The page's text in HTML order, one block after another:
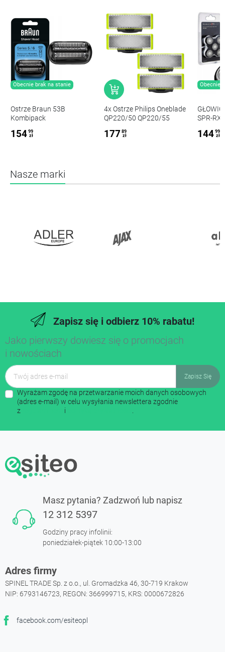
Obecnie brak na stanie
Ostrze Braun 53B
Kombipack
154 99
zł
4x Ostrze Philips Oneblade
QP220/50 QP220/55
177 89
zł
Obecnie
SPR-
144 99
zł
Nasze marki
Zapisz się i odbierz 10% rabatu!
Jako pierwszy dowiesz się o promocjach
i nowościach
Wyrażam zgodę na przetwarzanie moich danych osobowych
(adres e-mail) w celu wysyłania newslettera zgodnie
z
i
Masz pytania? Zadzwoń lub napisz
12 312 5397
Godziny pracy infolinii:
poniedziałek-piątek 10:00-13:00
Adres firmy
SPINEL TRADE Sp. z o.o., ul. Gromadzka 46, 30-719 Krakow
NIP: 6793146723, REGON: 366999715, KRS: 0000672826
facebook.com/esiteopl
Facebook